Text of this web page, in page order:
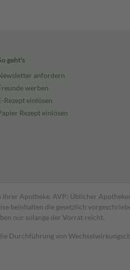
geht's
anfordern
werben
Rezept einlösen
Rezept einlösen
Apotheke. AVP: Üblicher
die gesetzlich
nur solange der Vorrat reicht.
Durchführung von